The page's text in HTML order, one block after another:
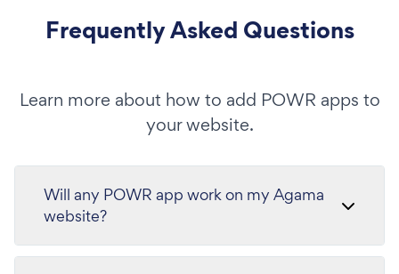
Frequently Asked Questions
Learn more about how to add POWR apps to
your website.
Will any POWR app work on my Agama
website?